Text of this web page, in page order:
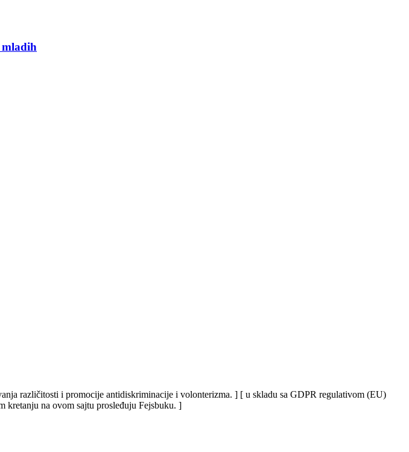
mladih
različitosti i promocije antidiskriminacije i volonterizma. ] [ u skladu sa GDPR regulativom (EU)
kretanju na ovom sajtu prosleđuju Fejsbuku. ]